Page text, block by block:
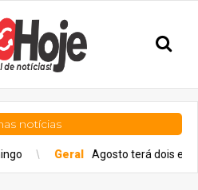
notícias
Agosto terá dois eclipses; saiba